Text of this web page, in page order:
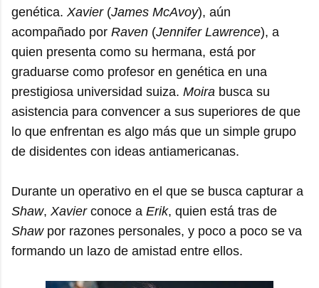
genética. Xavier (James McAvoy), aún
acompañado por Raven (Jennifer Lawrence), a
quien presenta como su hermana, está por
graduarse como profesor en genética en una
prestigiosa universidad suiza. Moira busca su
asistencia para convencer a sus superiores de que
lo que enfrentan es algo más que un simple grupo
de disidentes con ideas antiamericanas.
Durante un operativo en el que se busca capturar a
Shaw, Xavier conoce a Erik, quien está tras de
Shaw por razones personales, y poco a poco se va
formando un lazo de amistad entre ellos.